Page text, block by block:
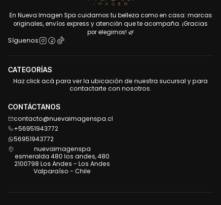
En Nueva Imagen Spa cuidamos tu belleza como en casa: marcas
originales, envíos express y atención que te acompaña. ¡Gracias
por elegirnos! 🌿
Síguenos
CATEGORÍAS
Haz click acá para ver la ubicación de nuestra sucursal y para
contactarte con nosotros.
CONTÁCTANOS
contacto@nuevaimagenspa.cl
+56951943772
56951943772
nuevaimagenspa
esmeralda 480 los andes, 480
2100798 Los Andes - Los Andes
Valparaíso - Chile